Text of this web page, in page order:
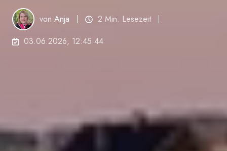
vonAnja
2 Min. Lesezeit
03.06.2026, 12:45:44